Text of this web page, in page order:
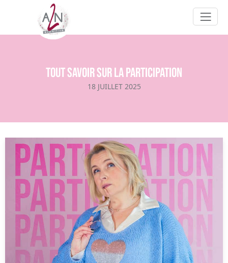
Tout savoir sur la participation
18 JUILLET 2025